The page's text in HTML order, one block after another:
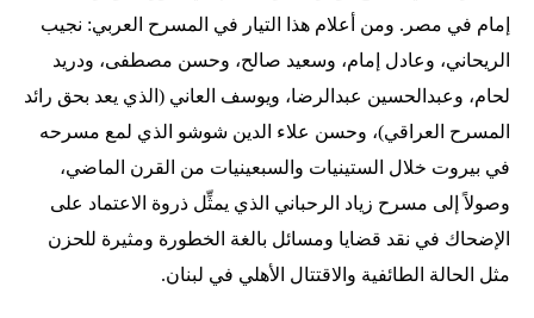
إمام في مصر. ومن أعلام هذا التيار في المسرح العربي: نجيب
الريحاني، وعادل إمام، وسعيد صالح، وحسن مصطفى، ودريد
لحام، وعبدالحسين عبدالرضا، ويوسف العاني (الذي يعد بحق رائد
المسرح العراقي)، وحسن علاء الدين شوشو الذي لمع مسرحه
في بيروت خلال الستينيات والسبعينيات من القرن الماضي،
وصولاً إلى مسرح زياد الرحباني الذي يمثِّل ذروة الاعتماد على
الإضحاك في نقد قضايا ومسائل بالغة الخطورة ومثيرة للحزن
مثل الحالة الطائفية والاقتتال الأهلي في لبنان.